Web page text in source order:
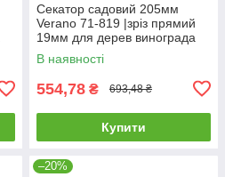
Секатор садовий 205мм
Verano 71-819 |зріз прямий
19мм для дерев винограда
кущів гілок квітів
В наявності
554,78 ₴ 693,48 ₴
Купити
–20%